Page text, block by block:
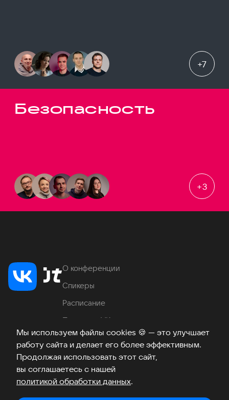
Мы используем файлы cookies 🍪 — это улучшает
работу сайта и делает его более эффективным.
Продолжая использовать этот сайт,
вы соглашаетесь с нашей
политикой обработки данных.
+7
Безопасность
+3
О конференции
Спикеры
Расписание
Продукты VK
Место проведения
Часто задаваемые вопросы
ТелеграмВКонтакте
Хабр
Возникли вопросы? ©2026